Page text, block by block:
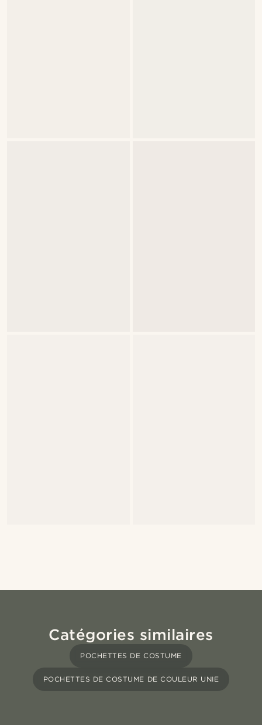
Catégories similaires
POCHETTES DE COSTUME
POCHETTES DE COSTUME DE COULEUR UNIE